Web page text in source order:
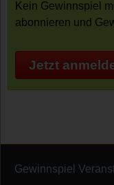
Kein Gewinnspiel
abonnieren und
Jetzt
Gewinnspiel